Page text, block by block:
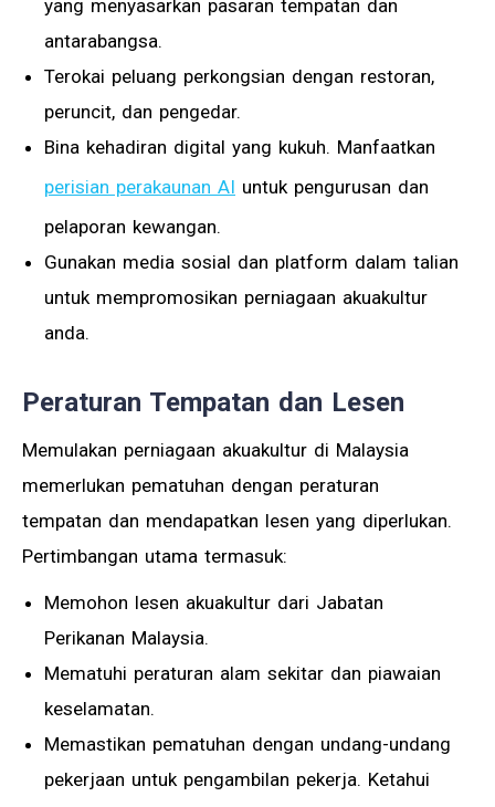
yang menyasarkan pasaran tempatan dan
antarabangsa.
Terokai peluang perkongsian dengan restoran,
peruncit, dan pengedar.
Bina kehadiran digital yang kukuh. Manfaatkan
perisian perakaunan AI untuk pengurusan dan
pelaporan kewangan.
Gunakan media sosial dan platform dalam talian
untuk mempromosikan perniagaan akuakultur
anda.
Peraturan Tempatan dan Lesen
Memulakan perniagaan akuakultur di Malaysia
memerlukan pematuhan dengan peraturan
tempatan dan mendapatkan lesen yang diperlukan.
Pertimbangan utama termasuk:
Memohon lesen akuakultur dari Jabatan
Perikanan Malaysia.
Mematuhi peraturan alam sekitar dan piawaian
keselamatan.
Memastikan pematuhan dengan undang-undang
pekerjaan untuk pengambilan pekerja. Ketahui